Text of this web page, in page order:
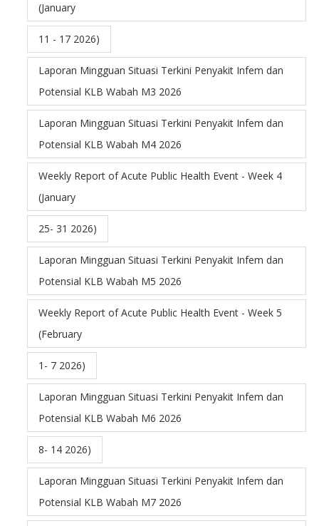
(January
11 - 17 2026)
Laporan Mingguan Situasi Terkini Penyakit Infem dan
Potensial KLB Wabah M3 2026
Laporan Mingguan Situasi Terkini Penyakit Infem dan
Potensial KLB Wabah M4 2026
Weekly Report of Acute Public Health Event - Week 4
(January
25- 31 2026)
Laporan Mingguan Situasi Terkini Penyakit Infem dan
Potensial KLB Wabah M5 2026
Weekly Report of Acute Public Health Event - Week 5
(February
1- 7 2026)
Laporan Mingguan Situasi Terkini Penyakit Infem dan
Potensial KLB Wabah M6 2026
8- 14 2026)
Laporan Mingguan Situasi Terkini Penyakit Infem dan
Potensial KLB Wabah M7 2026